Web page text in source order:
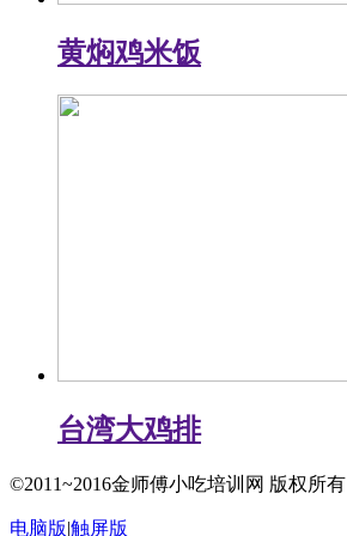
黄焖鸡米饭
台湾大鸡排
©2011~2016金师傅小吃培训网 版权所有
电脑版|触屏版